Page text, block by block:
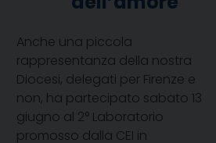
Anche una piccola
rappresentanza della nostra
Diocesi, delegati per Firenze e
non, ha partecipato sabato 13
giugno al 2° Laboratorio
promosso dalla CEI in